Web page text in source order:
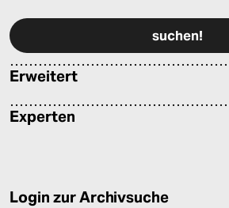
Erweitert
Experten
Login zur Archivsuche